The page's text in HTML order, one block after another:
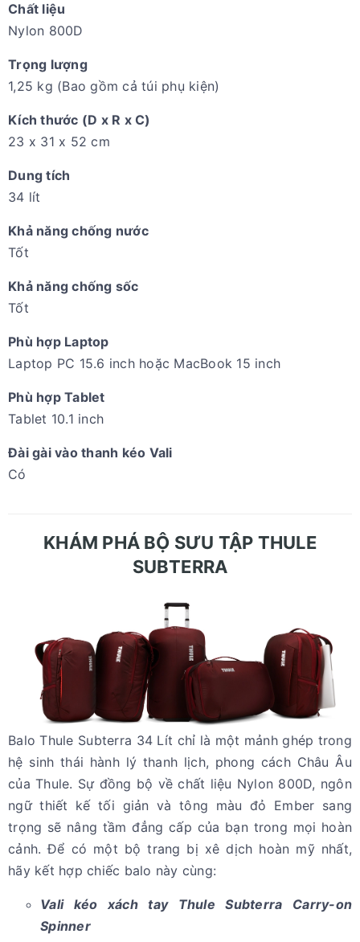
Chất liệu
Nylon 800D
Trọng lượng
1,25 kg (Bao gồm cả túi phụ kiện)
Kích thước (D x R x C)
23 x 31 x 52 cm
Dung tích
34 lít
Khả năng chống nước
Tốt
Khả năng chống sốc
Tốt
Phù hợp Laptop
Laptop PC 15.6 inch hoặc MacBook 15 inch
Phù hợp Tablet
Tablet 10.1 inch
Đài gài vào thanh kéo Vali
Có
KHÁM PHÁ BỘ SƯU TẬP THULE
SUBTERRA
Balo Thule Subterra 34 Lít chỉ là một mảnh ghép trong
hệ sinh thái hành lý thanh lịch, phong cách Châu Âu
của Thule. Sự đồng bộ về chất liệu Nylon 800D, ngôn
ngữ thiết kế tối giản và tông màu đỏ Ember sang
trọng sẽ nâng tầm đẳng cấp của bạn trong mọi hoàn
cảnh. Để có một bộ trang bị xê dịch hoàn mỹ nhất,
hãy kết hợp chiếc balo này cùng:
Vali kéo xách tay Thule Subterra Carry-on
Spinner